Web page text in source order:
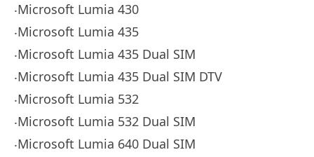
‧Microsoft Lumia 430
‧Microsoft Lumia 435
‧Microsoft Lumia 435 Dual SIM
‧Microsoft Lumia 435 Dual SIM DTV
‧Microsoft Lumia 532
‧Microsoft Lumia 532 Dual SIM
‧Microsoft Lumia 640 Dual SIM